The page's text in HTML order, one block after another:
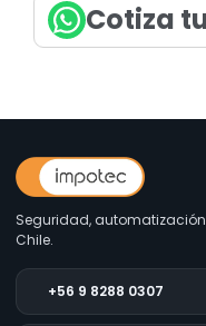
Cotiza
Seguridad,
Chile.
+56 9 8288 0307